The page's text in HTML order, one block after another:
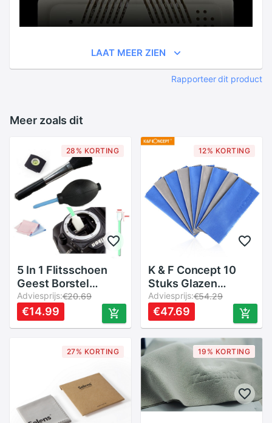
LAAT MEER ZIEN
Rapporteer dit product
Meer zoals dit
28% KORTING
5 In 1 Flitsschoen
Geest Borstel
Cleaning Kit
Cleaning Pen
Camera Pen/Lens
Adviesprijs:€20.69
€14.99
12% KORTING
K & F Concept 10
Stuks Glazen
Camera Lens
Microvezeldoek
Filter Lens Dv Lcd
Telefoon Screen
Cleaner voor
Camera Lens
Adviesprijs:€54.29
€47.69
27% KORTING 19% KORTING